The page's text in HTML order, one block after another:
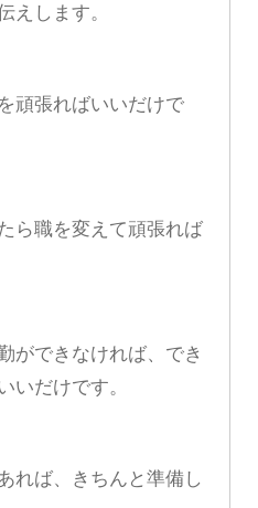
えします。
頑張ればいいだけで
ら職を変えて頑張れば
ができなければ、でき
いだけです。
れば、きちんと準備し